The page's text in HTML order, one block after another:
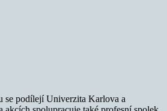
se podílejí Univerzita Karlova a